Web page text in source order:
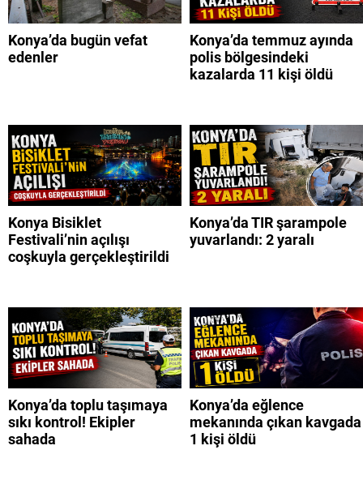
Konya’da bugün vefat
edenler
Konya’da temmuz ayında
polis bölgesindeki
kazalarda 11 kişi öldü
Konya Bisiklet
Festivali’nin açılışı
coşkuyla gerçekleştirildi
Konya’da TIR şarampole
yuvarlandı: 2 yaralı
Konya’da toplu taşımaya
sıkı kontrol! Ekipler
sahada
Konya’da eğlence
mekanında çıkan kavgada
1 kişi öldü